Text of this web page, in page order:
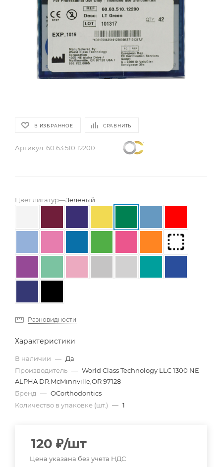
В ИЗБРАННОЕ СРАВНИТЬ
Артикул: 60.63.510.12200
Цвет лигатур—Зелёный
Разновидности
Характеристики
В наличии — Да
Производитель — World Class Technology LLC 1300 NE
ALPHA DR.McMinnville,OR 97128
Бренд — OCorthodontics
Количество в упаковке (шт.) — 1
120 ₽/шт
Цена указана без учета НДС